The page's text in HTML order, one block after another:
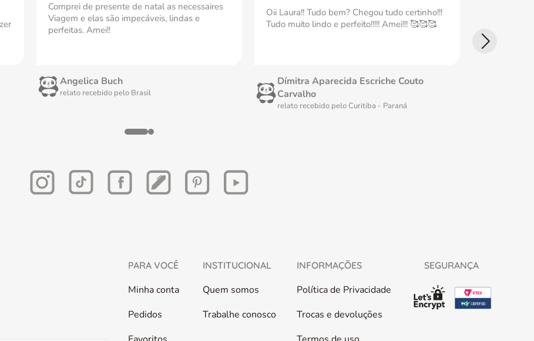
Comprei de presente de natal as necessaires
Viagem e elas são impecáveis, lindas e
perfeitas. Amei!!
Angelica Buch
relato recebido pelo Brasil
Oii Laura!! Tudo bem? Chegou tudo certinho!!!
Tudo muito lindo e perfeito!!!!! Amei!!! 🥰🥰🥰
Dímitra Aparecida Escriche Couto
Carvalho
relato recebido pelo Curitiba - Paraná
PARA VOCÊ
Minha conta
Pedidos
INSTITUCIONAL
Quem somos
Trabalhe conosco
INFORMAÇÕES
Política de Privacidade
Trocas e devoluções
SEGURANÇA